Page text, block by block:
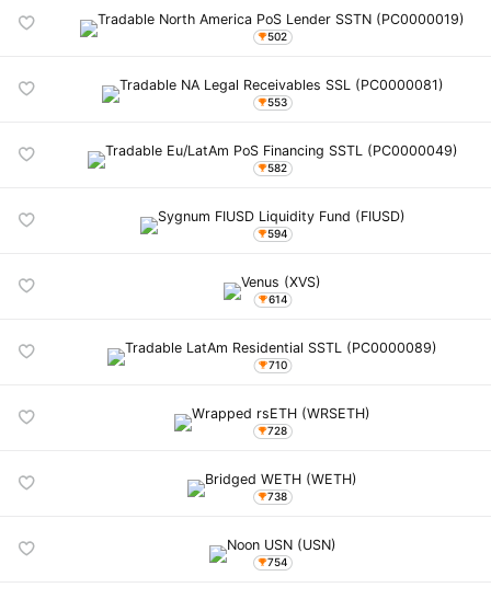
502
553
582
594
614
710
728
738
754